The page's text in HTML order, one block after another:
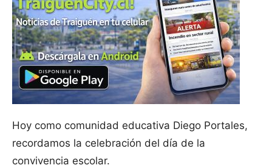
Hoy como comunidad educativa Diego Portales,
recordamos la celebración del día de la
convivencia escolar.